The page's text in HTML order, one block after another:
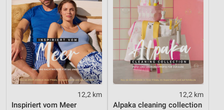
12,2 km
Inspiriert vom Meer
12,2 km
Alpaka cleaning collection